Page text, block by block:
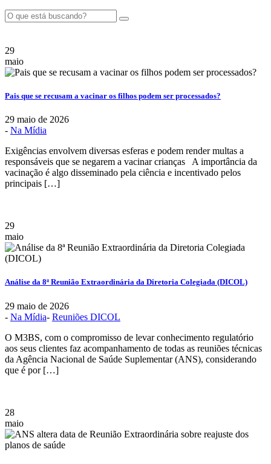
29
maio
Pais que se recusam a vacinar os filhos podem ser processados?
29 maio de 2026
- Na Mídia
Exigências envolvem diversas esferas e podem render multas a
responsáveis que se negarem a vacinar crianças A importância da
vacinação é algo disseminado pela ciência e incentivado pelos
principais […]
29
maio
Análise da 8ª Reunião Extraordinária da Diretoria Colegiada (DICOL)
29 maio de 2026
- Na Mídia- Reuniões DICOL
O M3BS, com o compromisso de levar conhecimento regulatório
aos seus clientes faz acompanhamento de todas as reuniões técnicas
da Agência Nacional de Saúde Suplementar (ANS), considerando
que é por […]
28
maio